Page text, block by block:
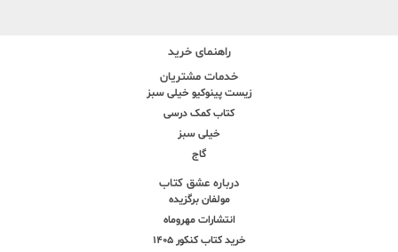
راهنمای خرید
خدمات مشتریان
زیست پینوکیو خیلی سبز
کتاب کمک درسی
خیلی سبز
گاج
درباره عشق کتاب
مولفان برگزیده
انتشارات مهروماه
خرید کتاب کنکور 1405